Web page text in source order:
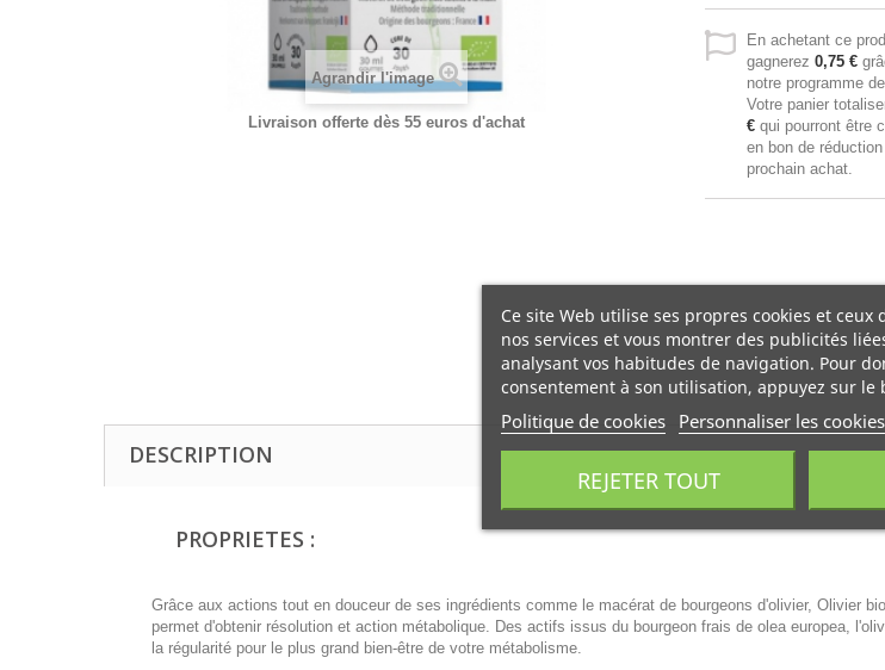
Agrandir l'image
Livraison offerte dès 55 euros d'achat
En achetant ce
gagnerez 0,75 €
notre programme
Votre panier
€ qui pourront être
en bon de
prochain achat.
DESCRIPTION
PROPRIETES :
Grâce aux actions tout en douceur de ses ingrédients comme le macérat de bourgeons d'olivier, Olivier
permet d'obtenir résolution et action métabolique. Des actifs issus du bourgeon frais de olea europea,
la régularité pour le plus grand bien-être de votre métabolisme.
Ce site Web utilise ses propres cookies et
nos services et vous montrer des publicités
analysant vos habitudes de navigation. Pour
consentement à son utilisation, appuyez sur le
Politique de cookies Personnaliser les cookies
REJETER TOUT